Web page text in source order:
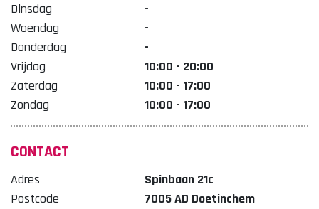
Dinsdag
-
Woendag
-
Donderdag
-
Vrijdag
10:00 - 20:00
Zaterdag
10:00 - 17:00
Zondag
10:00 - 17:00
CONTACT
Adres
Spinbaan 21c
Postcode
7005 AD Doetinchem